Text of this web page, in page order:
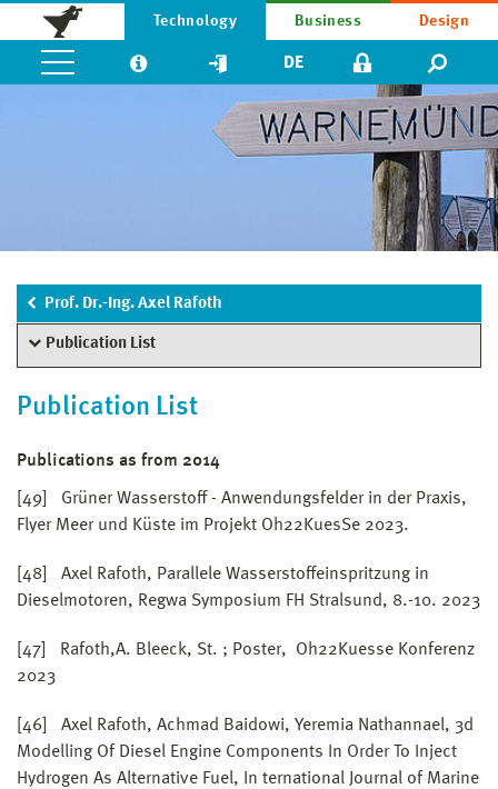
Technology Business Design
DE
Prof. Dr.-Ing. Axel Rafoth
Publication List
Publication List
Publications as from 2014
[49] Grüner Wasserstoff - Anwendungsfelder in der Praxis,
Flyer Meer und Küste im Projekt Oh22KuesSe 2023.
[48] Axel Rafoth, Parallele Wasserstoffeinspritzung in
Dieselmotoren, Regwa Symposium FH Stralsund, 8.-10. 2023
[47] Rafoth,A. Bleeck, St. ; Poster, Oh22Kuesse Konferenz
2023
[46] Axel Rafoth, Achmad Baidowi, Yeremia Nathannael, 3d
Modelling Of Diesel Engine Components In Order To Inject
Hydrogen As Alternative Fuel, In ternational Journal of Marine